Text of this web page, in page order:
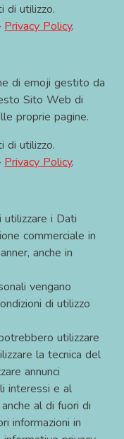
di utilizzo.
Privacy Policy.
di emoji gestito da
Sito Web di
proprie pagine.
di utilizzo.
Privacy Policy.
i Dati
commerciale in
anche in
vengano
di utilizzo
utilizzare
la tecnica del
annunci
interessi e al
al di fuori di
informazioni in